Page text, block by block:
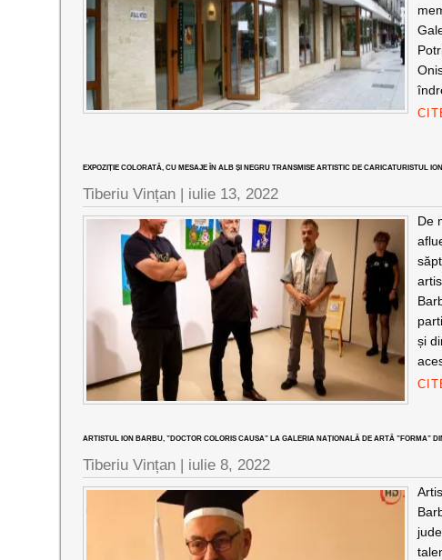
EXPOZIȚIE COLORATĂ, CU MESAJE ÎN ALB ȘI NEGRU TRANSMISE ARTISTIC DE CARICATURISTUL
Tiberiu Vințan | iulie 13, 2022
De
și
ARTISTUL ION BARBU, ”DOCTOR COLORIS CAUSA” LA GALERIA NAȚIONALĂ DE ARTĂ ”FORMA”
Tiberiu Vințan | iulie 8, 2022